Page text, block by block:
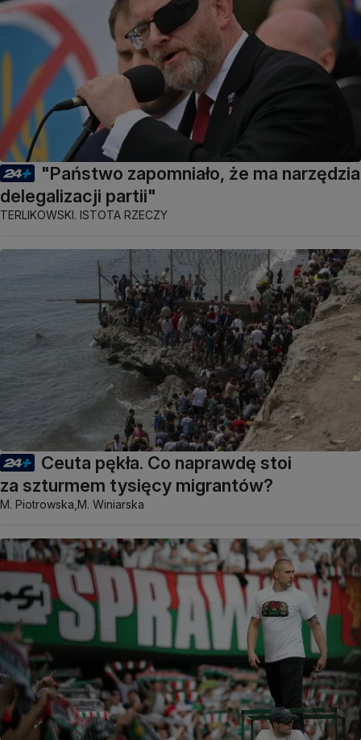
"Państwo zapomniało, że ma narzędzia
delegalizacji partii"
TERLIKOWSKI. ISTOTA RZECZY
Ceuta pękła. Co naprawdę stoi
za szturmem tysięcy migrantów?
M. Piotrowska, M. Winiarska